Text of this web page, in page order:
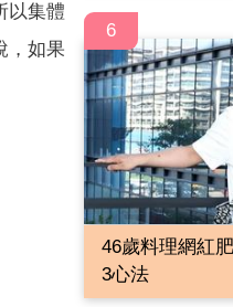
以集體
，如果
6
46歲料理網紅
3心法